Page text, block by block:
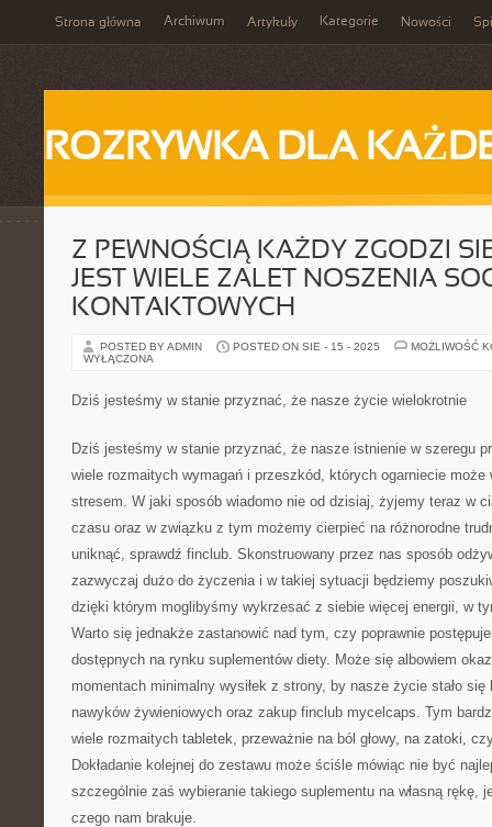
Strona główna Archiwum Artykuły Kategorie Nowości
ROZRYWKA DLA
Z PEWNOŚCIĄ KAŻDY ZGODZI
JEST WIELE ZALET NOSZENIA
KONTAKTOWYCH
POSTED BY ADMIN POSTED ON SIE - 15 - 2025
MOŻLIWOŚĆ
WYŁĄCZONA
Dziś jesteśmy w stanie przyznać, że nasze życie wielokrotnie
Dziś jesteśmy w stanie przyznać, że nasze istnienie w szeregu
wiele rozmaitych wymagań i przeszkód, których ogarniecie
stresem. W jaki sposób wiadomo nie od dzisiaj, żyjemy teraz w
czasu oraz w związku z tym możemy cierpieć na różnorodne
uniknąć, sprawdź finclub. Skonstruowany przez nas sposób
zazwyczaj dużo do życzenia i w takiej sytuacji będziemy
dzięki którym moglibyśmy wykrzesać z siebie więcej energii, w
Warto się jednakże zastanowić nad tym, czy poprawnie
dostępnych na rynku suplementów diety. Może się albowiem
momentach minimalny wysiłek z strony, by nasze życie stało się
nawyków żywieniowych oraz zakup finclub mycelcaps. Tym
wiele rozmaitych tabletek, przeważnie na ból głowy, na zatoki,
Dokładanie kolejnej do zestawu może ściśle mówiąc nie być
szczególnie zaś wybieranie takiego suplementu na własną rękę,
czego nam brakuje.